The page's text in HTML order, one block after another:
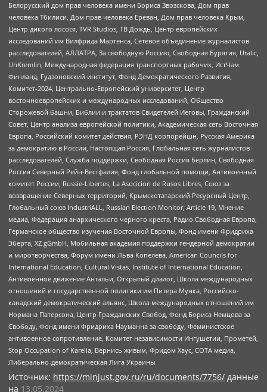
Белорусский дом прав человека имени Бориса Звозскова, Дом прав
человека Тбилиси, Дом прав человека Ереван, Дом прав человека Крым,
Центр дикого лосося, TVR Studios, ТВ Дождь, Центр европейских
исследований им Вилфрида Мартенса, Сетевое объединение журналистов
расследователей, АЛЛАТРА, За свободную Россию, Свободная Бурятия, Uralic,
UnKremlin, Международная федерация транспортных рабочих, ИстЧам
Финланд, Гудзоновский институт, Фонд Демократического Развития,
Комитет-2024, Центрально-Европейский университет, Центр
восточноевропейских и международных исследований, Общество
Сторожевой башни, Библии и трактатов Свидетелей Иеговы, Гражданский
Совет, Центр анализа европейской политики, Академическая сеть Восточная
Европа, Российский комитет действия, РЭНД корпорейшн, Русская Америка
за демократию в России, Настоящая Россия, Глобальная сеть журналистов-
расследователей, Служба поддержки, Свободная Россия Берлин, Свободная
Россия Северный Рейн-Вестфалия, Фонд глобальной помощи, Антивоенный
комитет России, Russie-Libertes, La Asocicion de Rusos Libres, Союз за
возвращение Северных территорий, Крымскотатарский Ресурсный Центр,
Глобальный союз IndustriALL, Russian Election Monitor, Article 19, Мнение
медиа, Федерация анархического черного креста, Радио Свободная Европа,
Германское общество изучения Восточной Европы, Фонд имени Фридриха
Эберта, XZ gGmbH, Мобильная академия поддержки гендерной демократии
и миротворчества, Форум имени Льва Копелева, American Councils for
International Education, Cultural Vistas, Institute of International Education,
Антивоенное движение Антальи, Открытый диалог, Школа международных
отношений и государственной политики им Питера Мунка, Российско-
канадский демократический альянс, Школа международных отношений им
Нормана Патерсона, Центр Гражданских Свобод, Фонд Бориса Немцова за
Свободу, Фонд имени Фридриха Науманна за свободу, Феминистское
антивоенное сопротивление, Комитет независимости Ингушетии, Прометей,
Stop Occupation of Karelia, Вернись живым, Фридом Хаус, СОТА медиа,
Либерально-демократическая Лига Украины
Источник: https://minjust.gov.ru/ru/documents/7756/ данные
на 13.05.2024